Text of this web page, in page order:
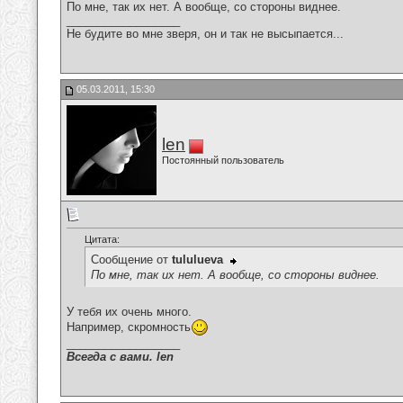
По мне, так их нет. А вообще, со стороны виднее.
Не будите во мне зверя, он и так не высыпается...
05.03.2011, 15:30
len
Постоянный пользователь
Цитата:
Сообщение от tululueva
По мне, так их нет. А вообще, со стороны виднее.
У тебя их очень много.
Например, скромность
Всегда с вами. len